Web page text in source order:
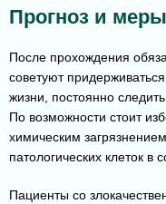
Прогноз и
После прохождения
советуют
жизни, постоянно
По возможности стоит
химическим
патологических клеток в
Пациенты со